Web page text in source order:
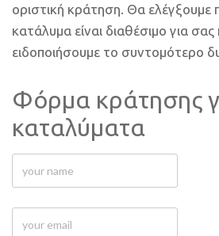
οριστική κράτηση. Θα
κατάλυμα είναι διαθέσιμο για
ειδοποιήσουμε το συντομότερο
Φόρμα κράτησης
καταλύματα